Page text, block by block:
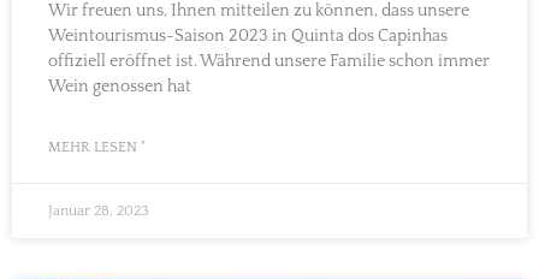
Wir freuen uns, Ihnen mitteilen zu können, dass unsere
Weintourismus-Saison 2023 in Quinta dos Capinhas
offiziell eröffnet ist. Während unsere Familie schon immer
Wein genossen hat
MEHR LESEN "
Januar 28, 2023